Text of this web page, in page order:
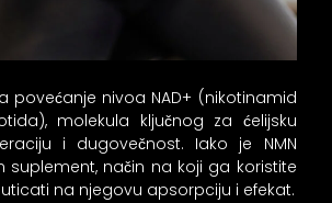
povećanje nivoa NAD+ (nikotinamid
molekula ključnog za ćelijsku
i dugovečnost. Iako je NMN
suplement, način na koji ga koristite
na njegovu apsorpciju i efekat.